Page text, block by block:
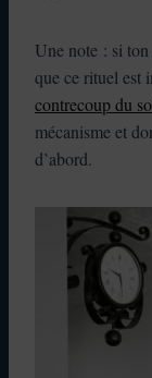
Une note : si ton
que ce rituel est
contrecoup du
mécanisme et
d’abord.